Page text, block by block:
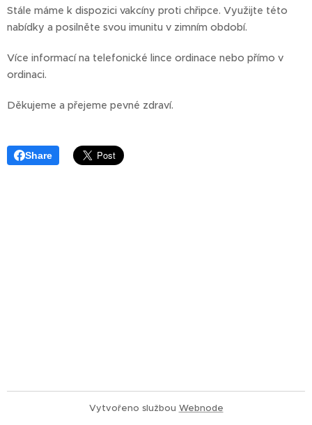
Stále máme k dispozici vakcíny proti chřipce. Využijte této
nabídky a posilněte svou imunitu v zimním období.
Více informací na telefonické lince ordinace nebo přímo v
ordinaci.
Děkujeme a přejeme pevné zdraví.
Share
Vytvořeno službou Webnode